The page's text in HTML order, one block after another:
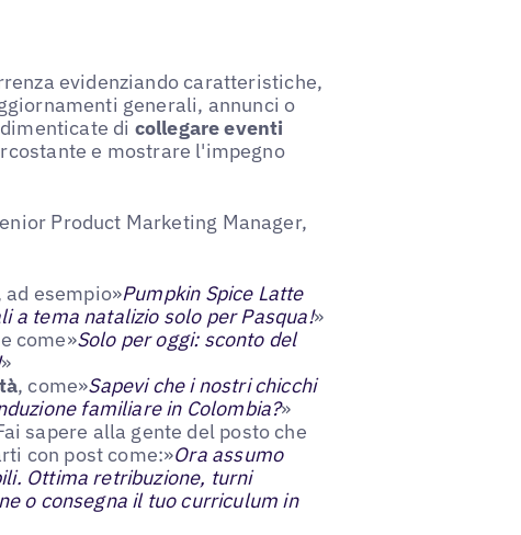
evidenziando caratteristiche,
generali, annunci o
di collegare eventi
e mostrare l'impegno
Product Marketing Manager,
ad esempio»Pumpkin Spice Latte
a tema natalizio solo per Pasqua!»
come»Solo per oggi: sconto del
»
, come»Sapevi che i nostri chicchi
familiare in Colombia?»
sapere alla gente del posto che
con post come:»Ora assumo
Ottima retribuzione, turni
o consegna il tuo curriculum in